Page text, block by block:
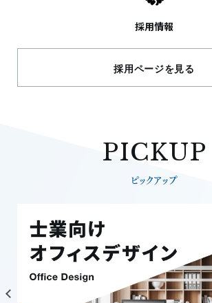
採用情報
採用ページを見る
PICKUP
ピックアップ